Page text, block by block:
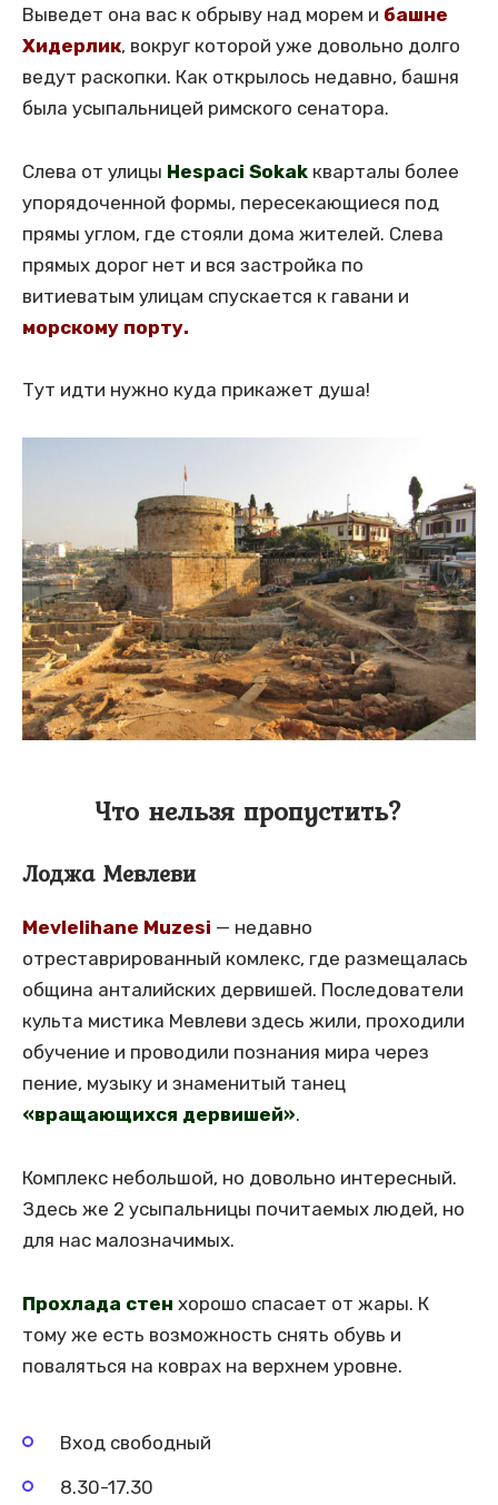
Выведет она вас к обрыву над морем и башне
Хидерлик, вокруг которой уже довольно долго
ведут раскопки. Как открылось недавно, башня
была усыпальницей римского сенатора.
Слева от улицы Hespaci Sokak кварталы более
упорядоченной формы, пересекающиеся под
прямы углом, где стояли дома жителей. Слева
прямых дорог нет и вся застройка по
витиеватым улицам спускается к гавани и
морскому порту.
Тут идти нужно куда прикажет душа!
Что нельзя пропустить?
Лоджа Мевлеви
Mevlelihane Muzesi — недавно
отреставрированный комлекс, где размещалась
община анталийских дервишей. Последователи
культа мистика Мевлеви здесь жили, проходили
обучение и проводили познания мира через
пение, музыку и знаменитый танец
«вращающихся дервишей».
Комплекс небольшой, но довольно интересный.
Здесь же 2 усыпальницы почитаемых людей, но
для нас малозначимых.
Прохлада стен хорошо спасает от жары. К
тому же есть возможность снять обувь и
поваляться на коврах на верхнем уровне.
Вход свободный
8.30-17.30